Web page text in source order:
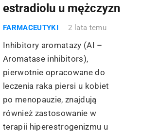
estradiolu u mężczyzn
FARMACEUTYKI 2 lata temu
Inhibitory aromatazy (AI –
Aromatase inhibitors),
pierwotnie opracowane do
leczenia raka piersi u kobiet
po menopauzie, znajdują
również zastosowanie w
terapii hiperestrogenizmu u